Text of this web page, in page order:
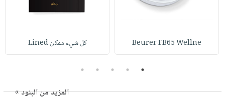
Beurer FB65 Wellne كل شيء ممكن Lined
1
2
3
4
5
المزيد من البنود »